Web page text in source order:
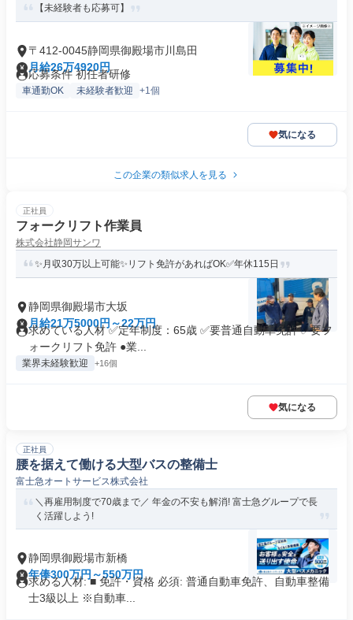
【未経験者も応募可】
〒412-0045静岡県御殿場市川島田
月給26万4920円
応募条件 初任者研修
車通勤OK 未経験者歓迎 +1個
気になる
この企業の類似求人を見る
正社員
フォークリフト作業員
株式会社静岡サンワ
✨月収30万以上可能✨リフト免許があればOK✅年休115日
静岡県御殿場市大坂
月給21万5000円～22万円
求めている人材 ✅定年制度：65歳 ✅要普通自動車免許 ✅要フ
ォークリフト免許 ●業...
業界未経験歓迎 +16個
気になる
正社員
腰を据えて働ける大型バスの整備士
富士急オートサービス株式会社
＼再雇用制度で70歳まで／ 年金の不安も解消! 富士急グループで長
く活躍しよう!
静岡県御殿場市新橋
年俸300万円～550万円
求める人材: ■ 免許・資格 必須: 普通自動車免許、自動車整備
士3級以上 ※自動車...